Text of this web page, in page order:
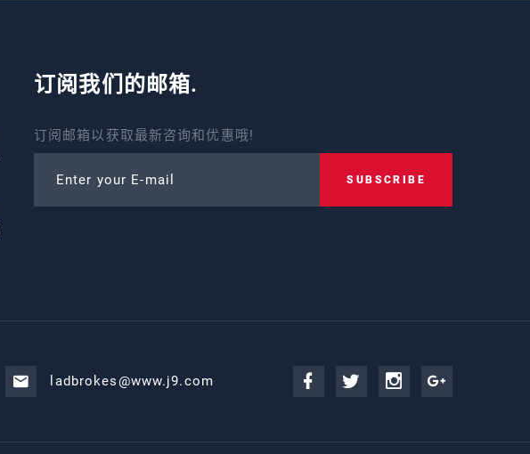
订阅我们的邮箱.
订阅邮箱以获取最新咨询和优惠哦!
Enter your E-mail SUBSCRIBE
ladbrokes@www.j9.com